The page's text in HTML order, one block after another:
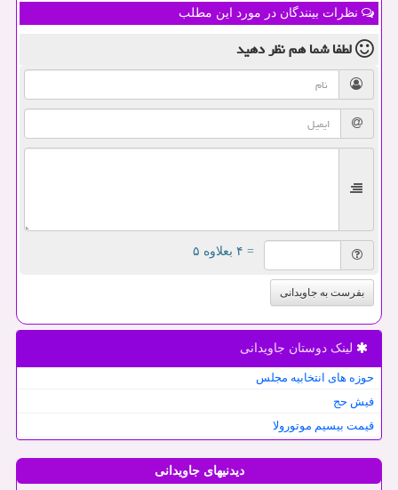
نظرات بینندگان در مورد این مطلب
لطفا شما همنظر دهید
= ۴ بعلاوه ۵
بفرست به جاویدانی
لینک دوستان جاویدانی
حوزه های انتخابیه مجلس
فیش حج
قیمت بیسیم موتورولا
دیدنیهای جاویدانی